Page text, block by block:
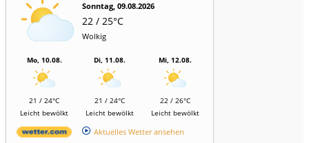
Sonntag, 09.08.2026
22 / 25°C
Wolkig
Mo, 10.08.
21 / 24°C
Leicht bewölkt
Di, 11.08.
21 / 24°C
Leicht bewölkt
Mi, 12.08.
22 / 26°C
Leicht bewölkt
Aktuelles Wetter ansehen